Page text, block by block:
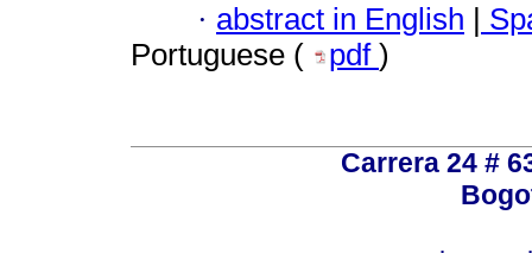
· abstract in English
Portuguese (
pdf )
Carrera 24 #